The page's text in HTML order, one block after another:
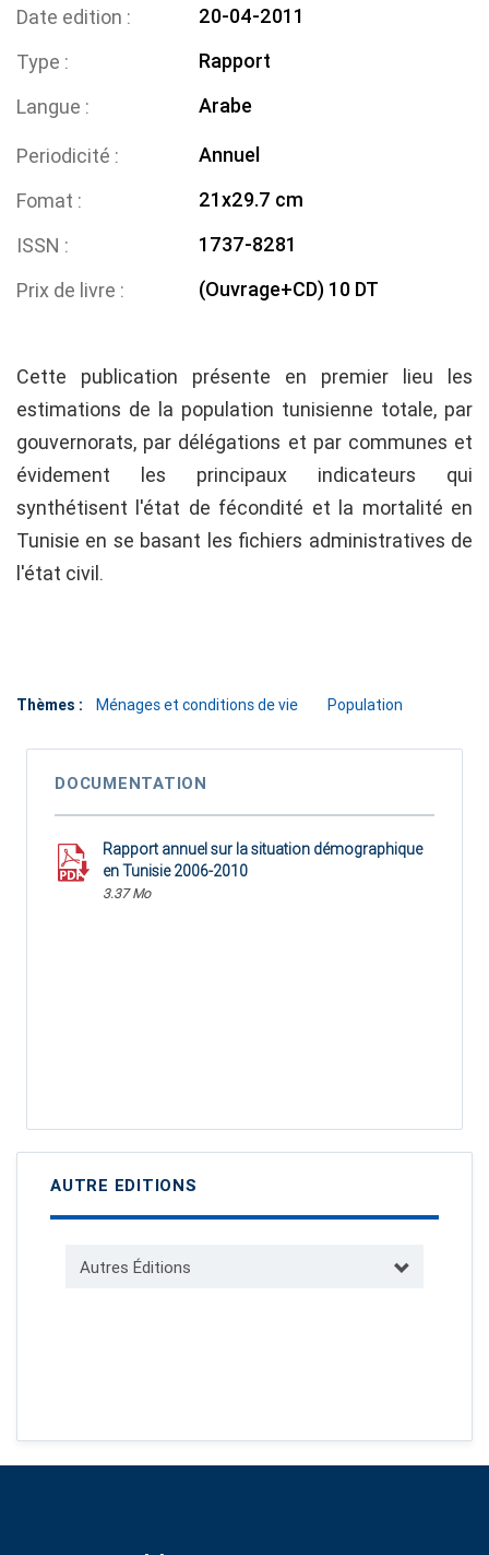
Date edition
20-04-2011
Type
Rapport
Langue
Arabe
Periodicité
Annuel
Fomat
21x29.7 cm
ISSN
1737-8281
Prix de livre
(Ouvrage+CD) 10 DT
Cette publication présente en premier lieu les
estimations de la population tunisienne totale, par
gouvernorats, par délégations et par communes et
évidement les principaux indicateurs qui
synthétisent l'état de fécondité et la mortalité en
Tunisie en se basant les fichiers administratives de
l'état civil.
Thèmes : Ménages et conditions de vie Population
DOCUMENTATION
Rapport annuel sur la situation démographique
en Tunisie 2006-2010
3.37 Mo
AUTRE EDITIONS
Autres Éditions